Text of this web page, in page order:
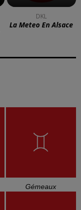
DKL
La Meteo En Alsace
Gémeaux